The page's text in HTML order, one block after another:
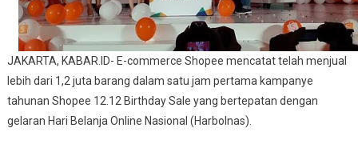
JAKARTA, KABAR.ID- E-commerce Shopee mencatat telah menjual
lebih dari 1,2 juta barang dalam satu jam pertama kampanye
tahunan Shopee 12.12 Birthday Sale yang bertepatan dengan
gelaran Hari Belanja Online Nasional (Harbolnas).